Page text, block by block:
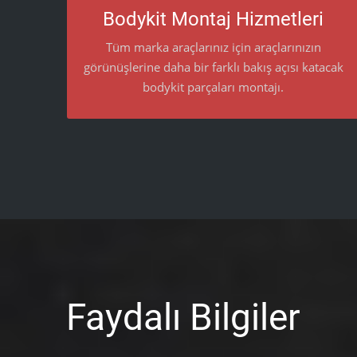
Bodykit Montaj Hizmetleri
Tüm marka araçlarınız için araçlarınızın
görünüşlerine daha bir farklı bakış açısı katacak
bodykit parçaları montajı.
görünüşlerine daha bir farklı bakış açısı katacak
bodykit parçaları montajı.
Faydalı Bilgiler